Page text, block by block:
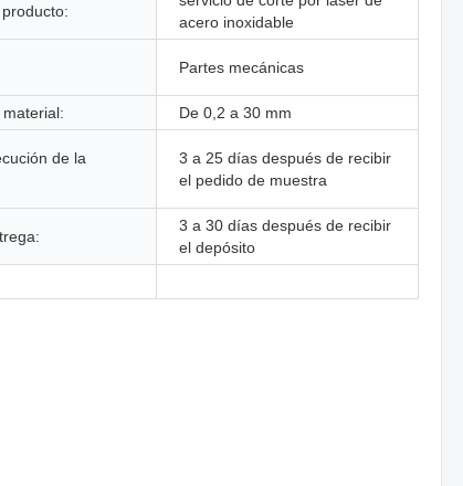
acero inoxidable
Partes mecánicas
De 0,2 a 30 mm
de la
3 a 25 días después de recibir
el pedido de muestra
3 a 30 días después de recibir
el depósito